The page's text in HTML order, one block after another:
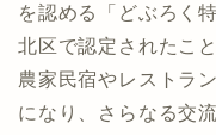
を認める「どぶろく
北区で認定されたこ
農家民宿やレストラ
になり、さらなる交